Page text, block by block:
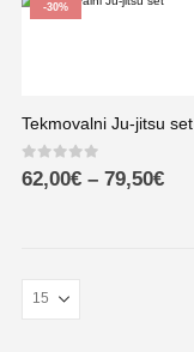
-30%
Tekmovalni Ju-jitsu set
0out of 5
62,00€ – 79,50€